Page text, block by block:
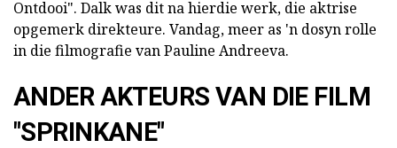
Ontdooi". Dalk was dit na hierdie werk, die aktrise
opgemerk direkteure. Vandag, meer as 'n dosyn rolle
in die filmografie van Pauline Andreeva.
ANDER AKTEURS VAN DIE FILM
"SPRINKANE"